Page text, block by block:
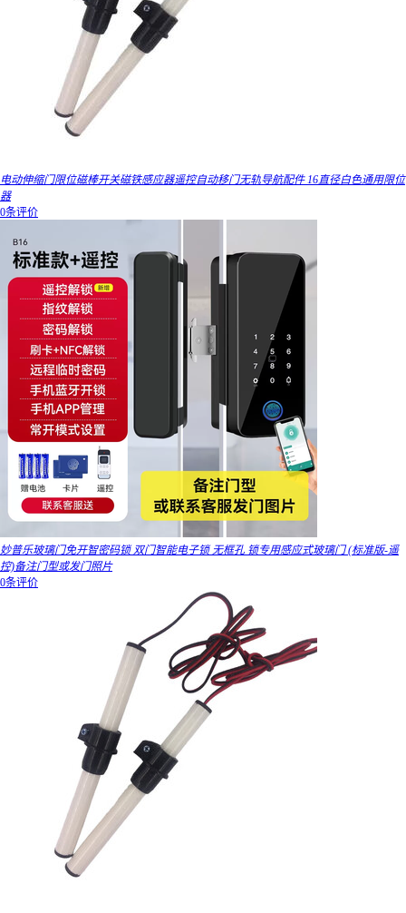
电动伸缩门限位磁棒开关磁铁感应器遥控自动移门无轨导航配件 16直径白色通用限位
器
0条评价
妙普乐玻璃门免开智密码锁 双门智能电子锁 无框孔 锁专用感应式玻璃门 (标准版-遥
控)备注门型或发门照片
0条评价